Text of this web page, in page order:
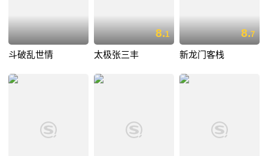
斗破乱世情
8.1
太极张三丰
8.7
新龙门客栈